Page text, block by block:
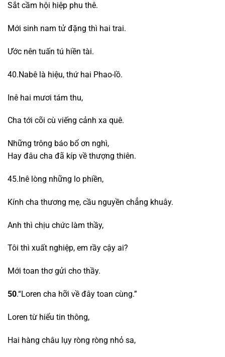
Sắt cầm hội hiệp phu thê.
Mới sinh nam tử đặng thì hai trai.
Ước nên tuấn tú hiền tài.
40.Nabê là hiệu, thứ hai Phao-lồ.
Inê hai mươi tám thu,
Cha tới cõi cù viếng cảnh xa quê.
Những trông báo bổ ơn nghì,
Hay đâu cha đã kíp về thượng thiên.
45.Inê lòng những lo phiền,
Kính cha thương mẹ, cầu nguyền chẳng khuây.
Anh thì chịu chức làm thầy,
Tôi thì xuất nghiệp, em rầy cậy ai?
Mới toan thơ gửi cho thầy.
50.“Loren cha hỡi về đây toan cùng.”
Loren từ hiểu tin thông,
Hai hàng châu lụy ròng ròng nhỏ sa,